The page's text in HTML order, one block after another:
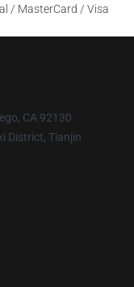
/ MasterCard / Visa
CA 92130
District, Tianjin